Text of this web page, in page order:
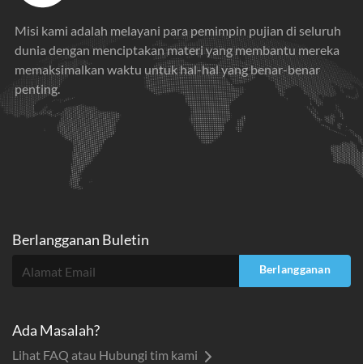
Misi kami adalah melayani para pemimpin pujian di seluruh
dunia dengan menciptakan materi yang membantu mereka
memaksimalkan waktu untuk hal-hal yang benar-benar
penting.
Berlangganan Buletin
Berlangganan
Ada Masalah?
Lihat FAQ atau Hubungi tim kami